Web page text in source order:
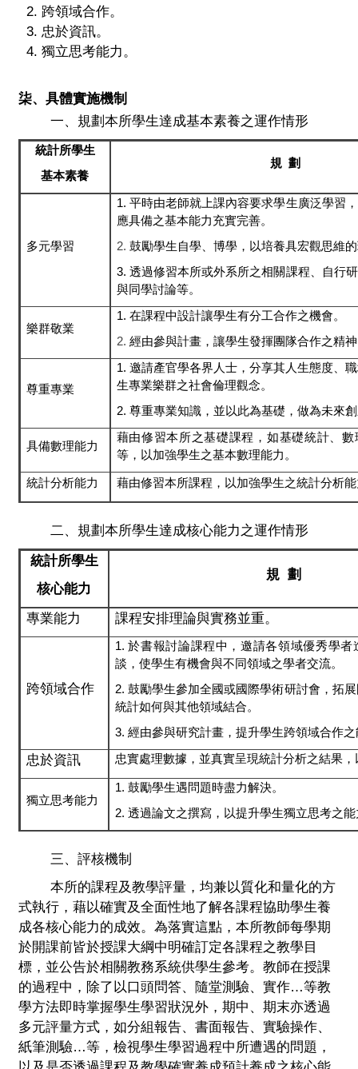
2. 跨領域合作。
3. 忠於資訊。
4. 獨立思考能力。
柒、具體實施機制
一、規劃本所學生達成基本素養之運作情形
統計所學生
基本素養
規 劃
多元學習
1. 平時由老師就上課內容要求學生廣泛學習
應具備之基本能力充實完善。
2. 鼓勵學生自學、博學，以培養具宏觀思維
3. 透過修習本所或外系所之相關課程、自行
與同學討論等。
樂群敬業
1. 在課程中設計讓學生有分工合作之機會。
2. 經由參與計畫，讓學生發揮團隊合作之精
尊重專業
1. 邀請產官學各界人士，分享其人生態度、
生專業樂群之社會倫理觀念。
2. 尊重專業知識，並以此為基礎，做為未來
具備數理能力
藉由修習本所之基礎課程，如基礎統計、
等，以加強學生之基本數理能力。
統計分析能力 藉由修習本所課程，以加強學生之統計分析
二、規劃本所學生達成核心能力之運作情形
統計所學生
核心能力
規 劃
專業能力 課程安排理論與實務並重。
跨領域合作
1.於書報討論課程中，邀請各領域優秀學者
談，使學生有機會與不同領域之學者交流。
2. 鼓勵學生參加全國或國際學術研討會，拓
統計如何與其他領域結合。
3. 經由參與研究計畫，提升學生跨領域合作
忠於資訊 忠實處理數據，並真實呈現統計分析之結果
獨立思考能力
1. 鼓勵學生遇問題時盡力解決。
2. 透過論文之撰寫，以提升學生獨立思考之
三、評核機制
本所的課程及教學評量，均兼以質化和量化的方
式執行，藉以確實及全面性地了解各課程協助學生養
成各核心能力的成效。為落實這點，本所教師每學期
於開課前皆於授課大綱中明確訂定各課程之教學目
標，並公告於相關教務系統供學生參考。教師在授課
的過程中，除了以口頭問答、隨堂測驗、實作…等教
學方法即時掌握學生學習狀況外，期中、期末亦透過
多元評量方式，如分組報告、書面報告、實驗操作、
紙筆測驗…等，檢視學生學習過程中所遭遇的問題，